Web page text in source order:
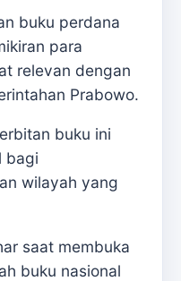
buku perdana
para
relevan dengan
Prabowo.
buku ini
bagi
wilayah yang
saat membuka
buku nasional